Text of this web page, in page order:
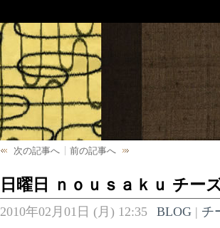
次の記事へ 前の記事へ
日曜日 ｎｏｕｓａｋｕ チ
2010年02月01日 (月) 12:35 BLOG| チ